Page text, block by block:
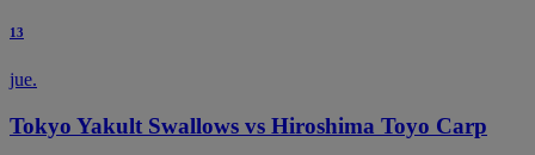
13
jue.
Tokyo Yakult Swallows vs Hiroshima Toyo Carp